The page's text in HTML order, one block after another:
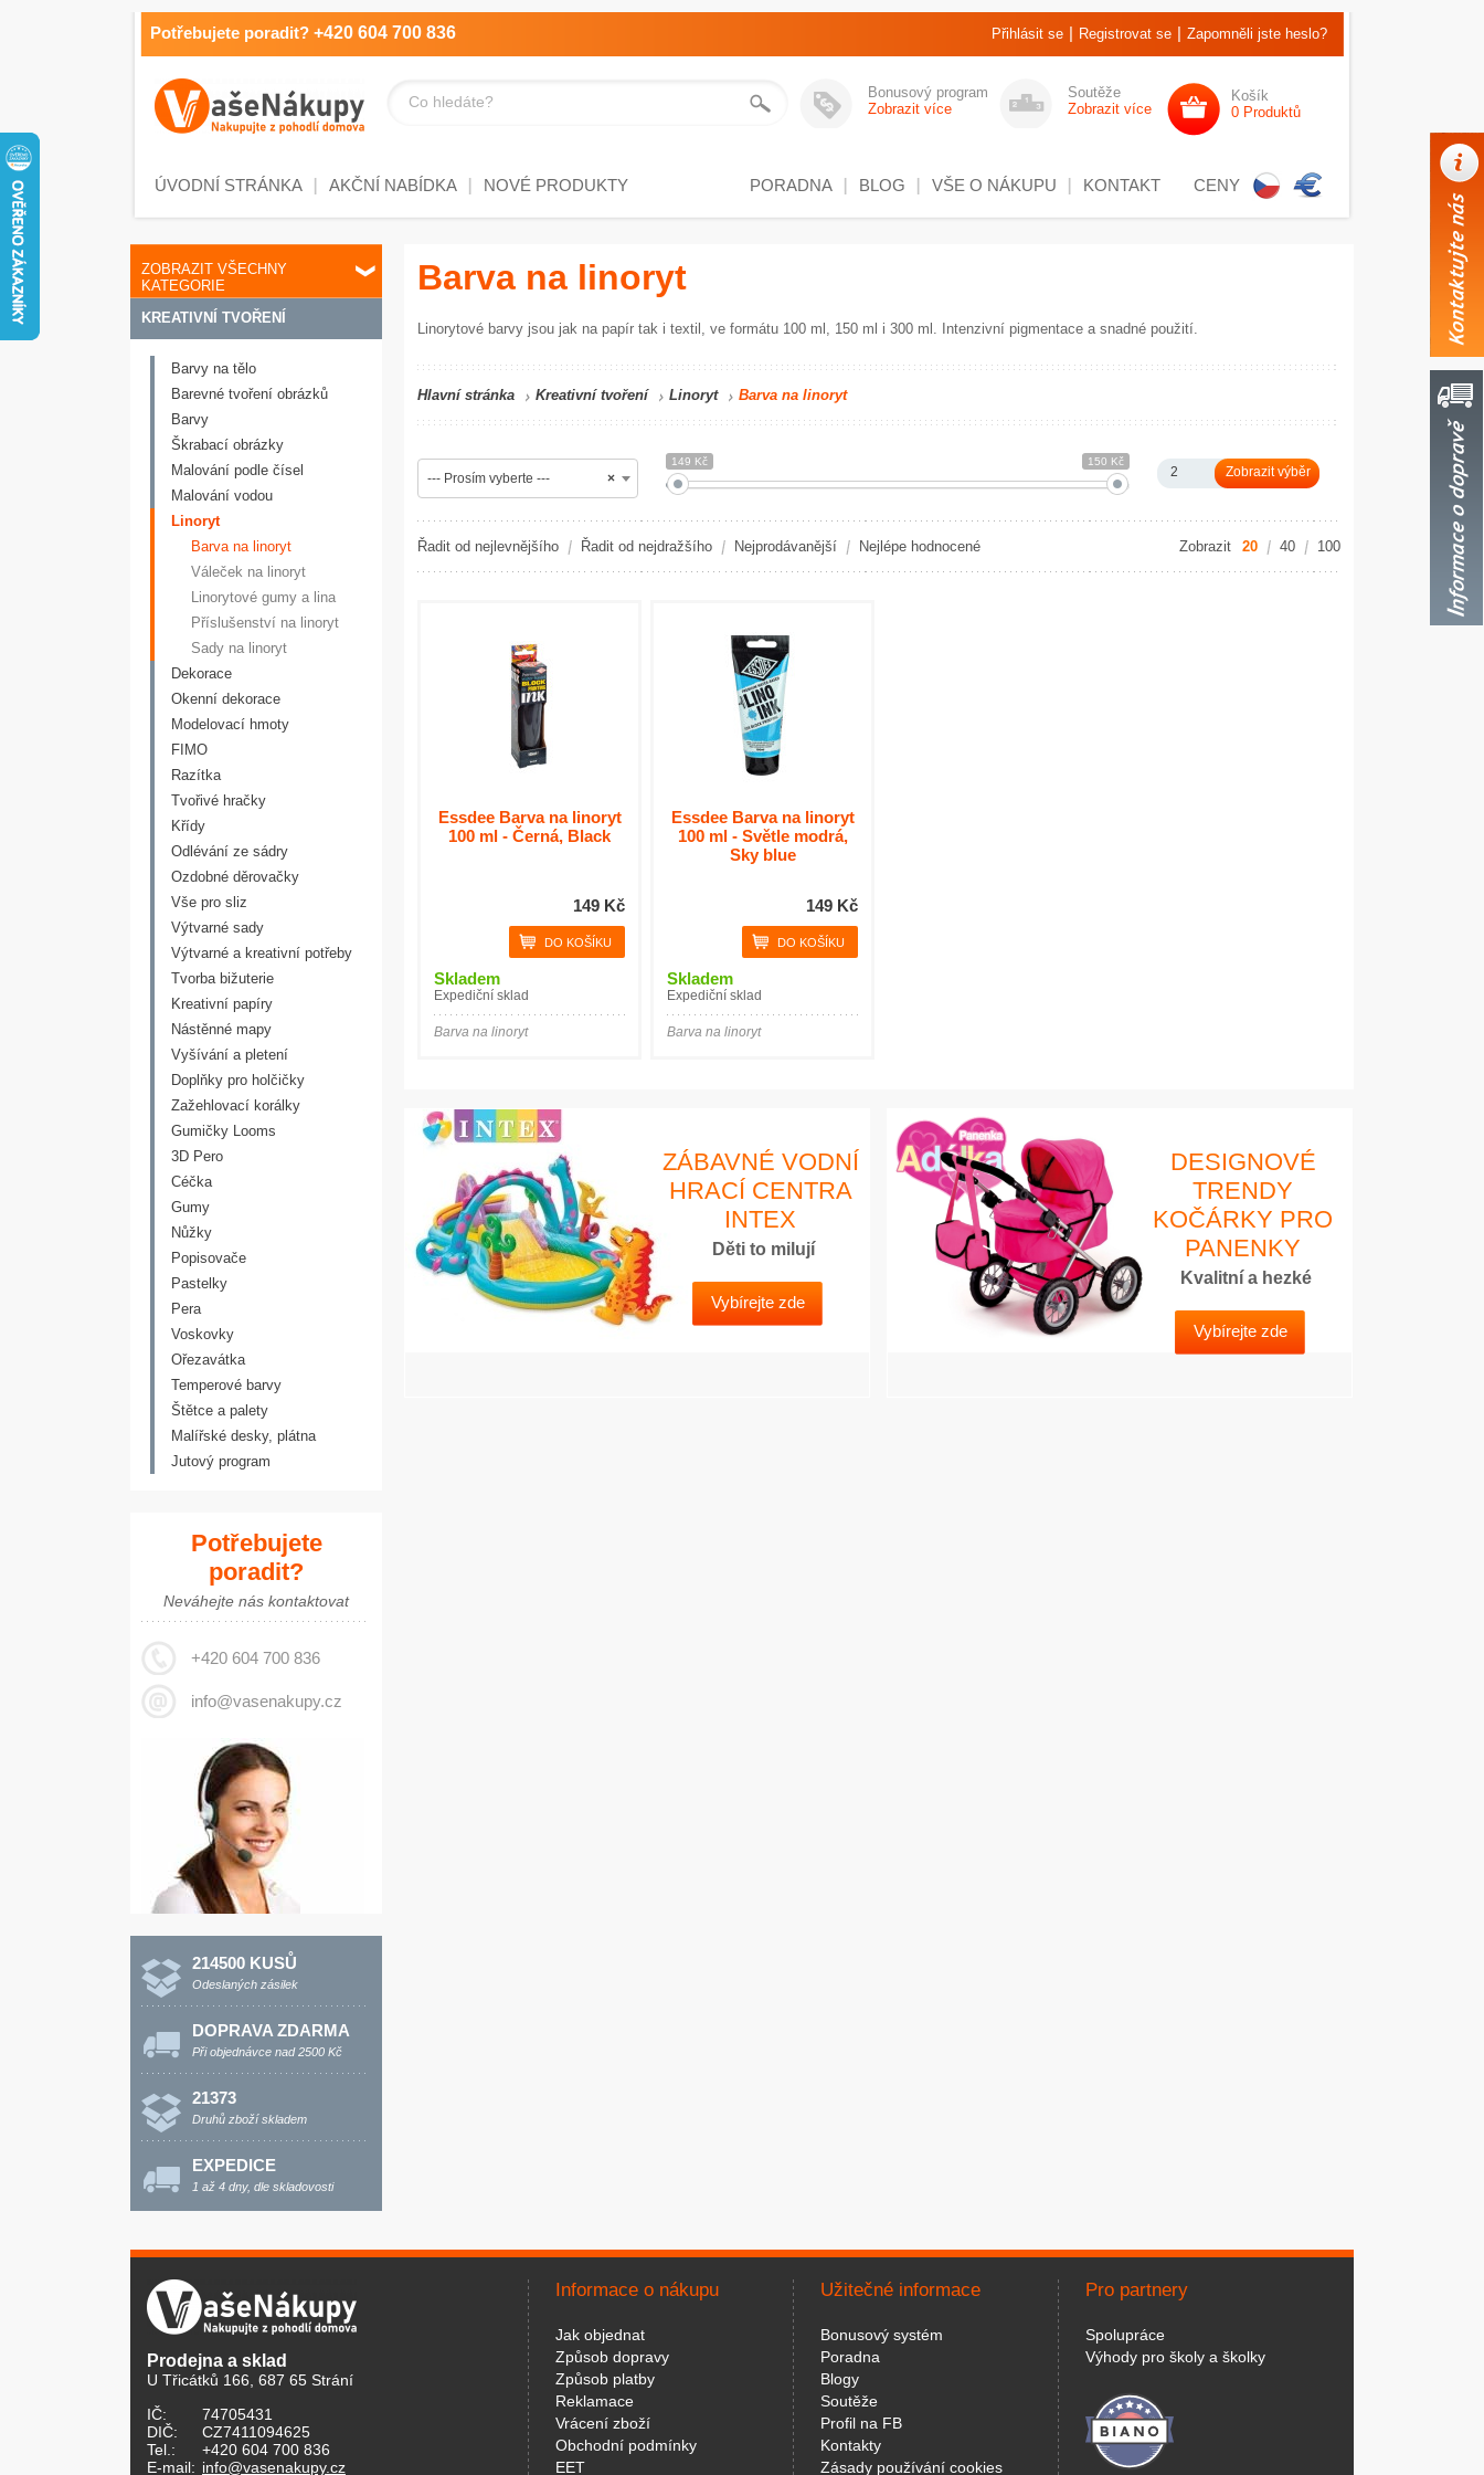
Potřebujete poradit? +420 604 700 836 Přihlásit se | Registrovat se | Zapomněli jste heslo?
Co hledáte?
Bonusový program
Zobrazit více
Soutěže
Zobrazit více
Košík
0 Produktů
ÚVODNÍ STRÁNKA AKČNÍ NABÍDKA NOVÉ PRODUKTY PORADNA BLOG VŠE O NÁKUPU KONTAKT CENY
ZOBRAZIT VŠECHNY
KATEGORIE
KREATIVNÍ TVOŘENÍ
Barvy na tělo
Barevné tvoření obrázků
Barvy
Škrabací obrázky
Malování podle čísel
Malování vodou
Linoryt
Barva na linoryt
Váleček na linoryt
Linorytové gumy a lina
Příslušenství na linoryt
Sady na linoryt
Dekorace
Okenní dekorace
Modelovací hmoty
FIMO
Razítka
Tvořivé hračky
Křídy
Odlévání ze sádry
Ozdobné děrovačky
Vše pro sliz
Výtvarné sady
Výtvarné a kreativní potřeby
Tvorba bižuterie
Kreativní papíry
Nástěnné mapy
Vyšívání a pletení
Doplňky pro holčičky
Zažehlovací korálky
Gumičky Looms
3D Pero
Céčka
Gumy
Nůžky
Popisovače
Pastelky
Pera
Voskovky
Ořezavátka
Temperové barvy
Štětce a palety
Malířské desky, plátna
Jutový program
Potřebujete
poradit?
Neváhejte nás kontaktovat
+420 604 700 836
info@vasenakupy.cz
214500 KUSŮ
Odeslaných zásilek
DOPRAVA ZDARMA
Při objednávce nad 2500 Kč
21373
Druhů zboží skladem
EXPEDICE
1 až 4 dny, dle skladovosti
Barva na linoryt
Linorytové barvy jsou jak na papír tak i textil, ve formátu 100 ml, 150 ml i 300 ml. Intenzivní pigmentace a snadné použití.
Hlavní stránka Kreativní tvoření Linoryt Barva na linoryt
×
--- Prosím vyberte ---
149 Kč 150 Kč
2
Řadit od nejlevnějšího Řadit od nejdražšího Nejprodávanější Nejlépe hodnocené Zobrazit 20 40 100
Essdee Barva na linoryt
100 ml - Černá, Black
149 Kč
Skladem
Expediční sklad
Barva na linoryt
Essdee Barva na linoryt
100 ml - Světle modrá,
Sky blue
149 Kč
Skladem
Expediční sklad
Barva na linoryt
DESIGNOVÉ
Pro domácí cvičení
ZÁBAVNÉ VODNÍ
HRACÍ CENTRA
INTEX
Děti to milují
Vybírejte zde
DESIGNOVÉ
TRENDY
KOČÁRKY PRO
PANENKY
Kvalitní a hezké
Vybírejte zde
Prodejna a sklad
U Třicátků 166, 687 65 Strání
IČ:
74705431
DIČ:
CZ7411094625
Tel.:
+420 604 700 836
E-mail: info@vasenakupy.cz
Informace o nákupu
Jak objednat
Způsob dopravy
Způsob platby
Reklamace
Vrácení zboží
Obchodní podmínky
EET
Užitečné informace
Bonusový systém
Poradna
Blogy
Soutěže
Profil na FB
Kontakty
Zásady používání cookies
Pro partnery
Spolupráce
Výhody pro školy a školky